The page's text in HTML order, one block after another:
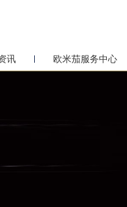
讯 欧米茄服务中心